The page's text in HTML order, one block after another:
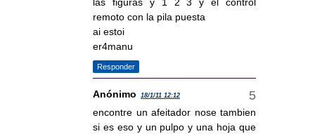
las figuras y 1 2 3 y el control
remoto con la pila puesta
ai estoi
er4manu
Responder
Anónimo 18/1/11 12:12
encontre un afeitador nose tambien
si es eso y un pulpo y una hoja que